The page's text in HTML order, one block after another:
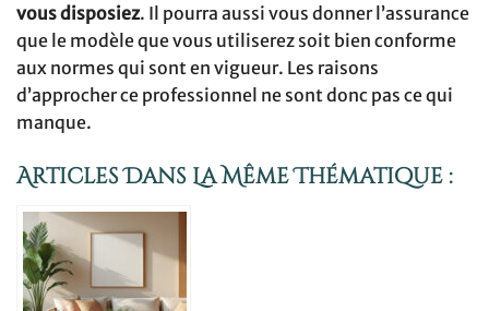
vous disposiez. Il pourra aussi vous donner l’assurance
que le modèle que vous utiliserez soit bien conforme
aux normes qui sont en vigueur. Les raisons
d’approcher ce professionnel ne sont donc pas ce qui
manque.
Articles Dans La Même Thématique :